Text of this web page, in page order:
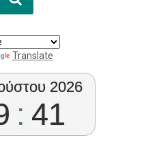
Translate
2026
: 41